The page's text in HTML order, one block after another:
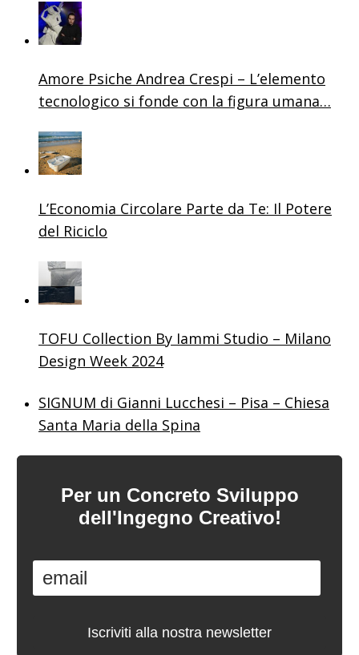
Amore Psiche Andrea Crespi – L’elemento
tecnologico si fonde con la figura umana…
L’Economia Circolare Parte da Te: Il Potere
del Riciclo
TOFU Collection By Iammi Studio – Milano
Design Week 2024
SIGNUM di Gianni Lucchesi – Pisa – Chiesa
Santa Maria della Spina
Per un Concreto Sviluppo
dell'Ingegno Creativo!